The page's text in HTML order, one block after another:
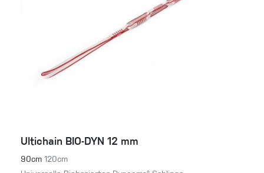
Ultichain BIO-DYN 12 mm
90cm 120cm